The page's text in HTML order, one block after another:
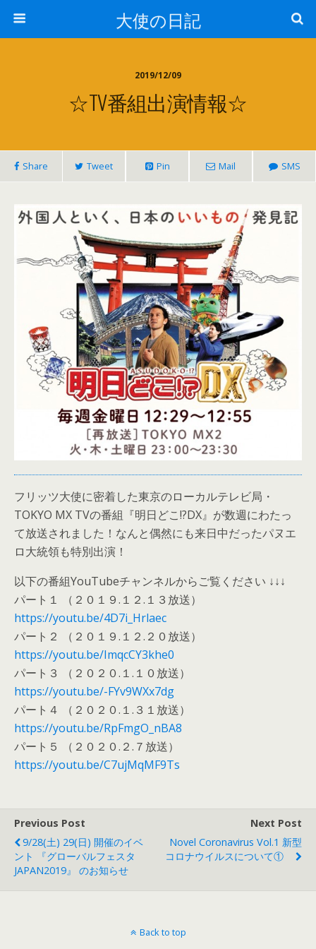
大使の日記
2019/12/09
☆TV番組出演情報☆
Share Tweet Pin Mail SMS
フリッツ大使に密着した東京のローカルテレビ局・
TOKYO MX TVの番組『明日どこ!?DX』が数週にわたっ
て放送されました！なんと偶然にも来日中だったパヌエ
ロ大統領も特別出演！
以下の番組YouTubeチャンネルからご覧ください ↓↓↓
パート１ （２０１９.１２.１３放送）
https://youtu.be/4D7i_Hrlaec
パート２ （２０１９.１２.２０放送）
https://youtu.be/ImqcCY3khe0
パート３ （２０２０.１.１０放送）
https://youtu.be/-FYv9WXx7dg
パート４ （２０２０.１.３１放送）
https://youtu.be/RpFmgO_nBA8
パート５ （２０２０.２.７放送）
https://youtu.be/C7ujMqMF9Ts
Previous Post
9/28(土) 29(日) 開催のイベ
ント 『グローバルフェスタ
JAPAN2019』 のお知らせ
Next Post
Novel Coronavirus Vol.1 新型
コロナウイルスについて①
Back to top